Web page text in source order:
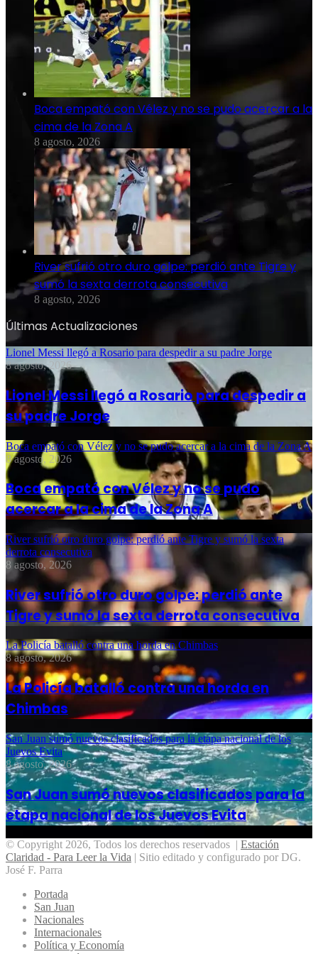
Boca empató con Vélez y no se pudo acercar a la
cima de la Zona A
8 agosto, 2026
River sufrió otro duro golpe: perdió ante Tigre y
sumó la sexta derrota consecutiva
8 agosto, 2026
Últimas Actualizaciones
Lionel Messi llegó a Rosario para despedir a su padre Jorge
8 agosto, 2026
Lionel Messi llegó a Rosario para despedir a
su padre Jorge
Boca empató con Vélez y no se pudo acercar a la cima de la Zona A
8 agosto, 2026
Boca empató con Vélez y no se pudo
acercar a la cima de la Zona A
River sufrió otro duro golpe: perdió ante Tigre y sumó la sexta
derrota consecutiva
8 agosto, 2026
River sufrió otro duro golpe: perdió ante
Tigre y sumó la sexta derrota consecutiva
La Policía batalló contra una horda en Chimbas
8 agosto, 2026
La Policía batalló contra una horda en
Chimbas
San Juan sumó nuevos clasificados para la etapa nacional de los
Juevos Evita
8 agosto, 2026
San Juan sumó nuevos clasificados para la
etapa nacional de los Juevos Evita
© Copyright 2026, Todos los derechos reservados | Estación
Claridad - Para Leer la Vida | Sitio editado y configurado por DG.
José F. Parra
Portada
San Juan
Nacionales
Internacionales
Política y Economía